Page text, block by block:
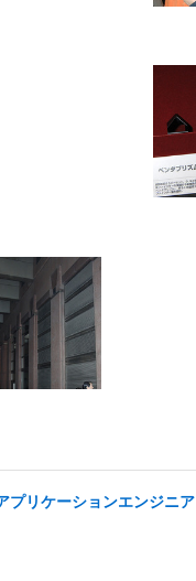
プリケーションエンジニア